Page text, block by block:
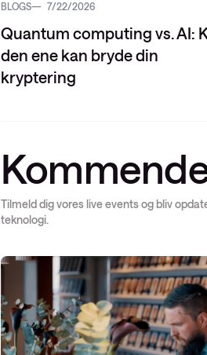
BLOGS 7/22/2026
Quantum computing vs. AI:
den ene kan bryde din
kryptering
Tilmeld dig vores live events og bliv
teknologi.